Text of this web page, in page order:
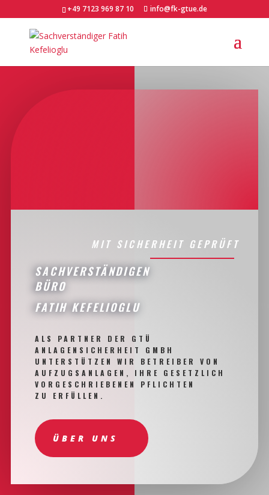
+49 7123 969 87 10 info@fk-gtue.de
MIT SICHERHEIT GEPRÜFT
SACHVERSTÄNDIGEN
BÜRO
FATIH KEFELIOGLU
ALS PARTNER DER GTÜ
ANLAGENSICHERHEIT GMBH
UNTERSTÜTZEN WIR BETREIBER VON
AUFZUGSANLAGEN, IHRE GESETZLICH
VORGESCHRIEBENEN PFLICHTEN
ZU ERFÜLLEN.
ÜBER UNS